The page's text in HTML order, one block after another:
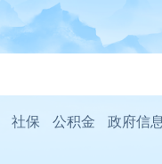
社保 公积金 政府信